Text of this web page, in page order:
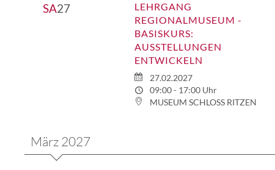
SA27
LEHRGANG
REGIONALMUSEUM -
BASISKURS:
AUSSTELLUNGEN
ENTWICKELN
27.02.2027
09:00 - 17:00 Uhr
MUSEUM SCHLOSS RITZEN
März 2027